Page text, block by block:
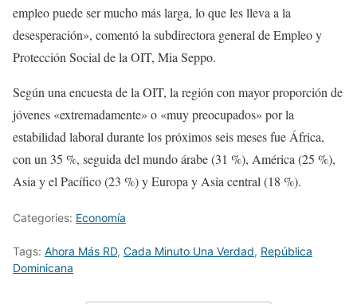
empleo puede ser mucho más larga, lo que les lleva a la
desesperación», comentó la subdirectora general de Empleo y
Protección Social de la OIT, Mia Seppo.
Según una encuesta de la OIT, la región con mayor proporción de
jóvenes «extremadamente» o «muy preocupados» por la
estabilidad laboral durante los próximos seis meses fue África,
con un 35 %, seguida del mundo árabe (31 %), América (25 %),
Asia y el Pacífico (23 %) y Europa y Asia central (18 %).
Categories: Economía
Tags: Ahora Más RD, Cada Minuto Una Verdad, República
Dominicana